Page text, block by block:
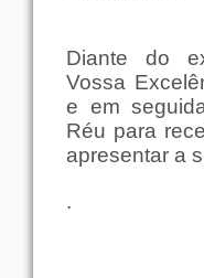
Diante do
Vossa
e em
Réu para
apresentar a
.